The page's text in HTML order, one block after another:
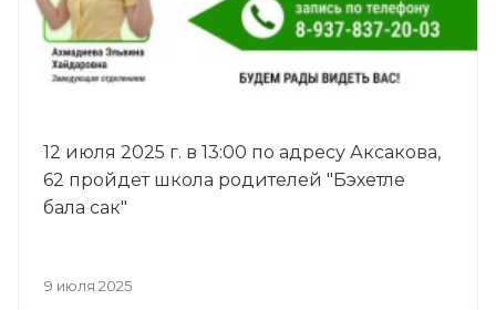
12 июля 2025 г. в 13:00 по адресу Аксакова,
62 пройдет школа родителей "Бэхетле
бала сак"
9 июля 2025